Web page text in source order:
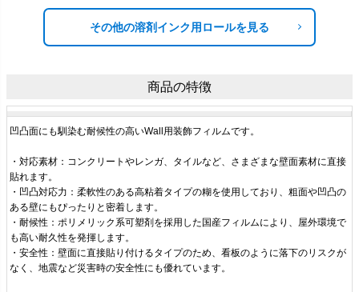
その他の溶剤インク用ロールを見る
商品の特徴
凹凸面にも馴染む耐候性の高いWall用装飾フィルムです。
・対応素材：コンクリートやレンガ、タイルなど、さまざまな壁面素材に直接
貼れます。
・凹凸対応力：柔軟性のある高粘着タイプの糊を使用しており、粗面や凹凸の
ある壁にもぴったりと密着します。
・耐候性：ポリメリック系可塑剤を採用した国産フィルムにより、屋外環境で
も高い耐久性を発揮します。
・安全性：壁面に直接貼り付けるタイプのため、看板のように落下のリスクが
なく、地震など災害時の安全性にも優れています。